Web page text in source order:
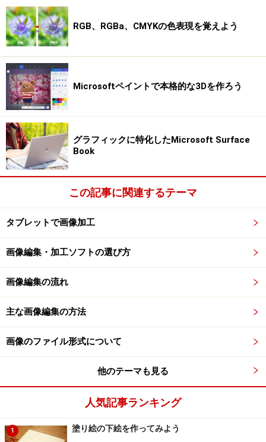
ましょう！
●基本的には、もうこれでアイコンファイル（*.ico）が
できてしまいました！
次のページでは、デスクトップ上のショートカットアイ
コンを、今作成したアイコンに変更する手順を紹介しま
す。
※記事内容は執筆時点のものです。最新の内容をご確認くださ
い。
※OSやアプリ、ソフトのバージョンによっては画面表示、操作方
法が異なる可能性があります。
1/3 次のページへ
RGB、RGBa、CMYKの色表現を覚えよう
Microsoftペイントで本格的な3Dを作ろう
グラフィックに特化したMicrosoft Surface
Book
この記事に関連するテーマ
タブレットで画像加工
画像編集・加工ソフトの選び方
画像編集の流れ
主な画像編集の方法
画像のファイル形式について
他のテーマも見る
人気記事ランキング
1 塗り絵の下絵を作ってみよう